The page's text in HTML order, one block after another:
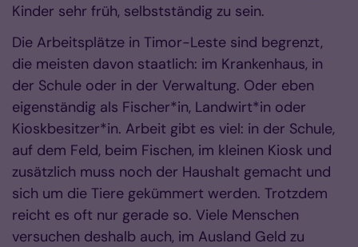
Kinder sehr früh, selbstständig zu sein.
Die Arbeitsplätze in Timor-Leste sind begrenzt,
die meisten davon staatlich: im Krankenhaus, in
der Schule oder in der Verwaltung. Oder eben
eigenständig als Fischer*in, Landwirt*in oder
Kioskbesitzer*in. Arbeit gibt es viel: in der Schule,
auf dem Feld, beim Fischen, im kleinen Kiosk und
zusätzlich muss noch der Haushalt gemacht und
sich um die Tiere gekümmert werden. Trotzdem
reicht es oft nur gerade so. Viele Menschen
versuchen deshalb auch, im Ausland Geld zu